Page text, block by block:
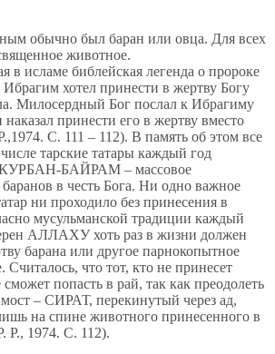
обычно был баран или овца. Для всех
животное.
в исламе библейская легенда о пророке
Ибрагим хотел принести в жертву Богу
Милосердный Бог послал к Ибрагиму
принести его в жертву вместо
С. 111 – 112). В память об этом все
тарские татары каждый год
КУРБАН-БАЙРАМ – массовое
в честь Бога. Ни одно важное
ни проходило без принесения в
мусульманской традиции каждый
АЛЛАХУ хоть раз в жизни должен
барана или другое парнокопытное
что тот, кто не принесет
попасть в рай, так как преодолеть
– СИРАТ, перекинутый через ад,
на спине животного принесенного в
Р., 1974. С. 112).